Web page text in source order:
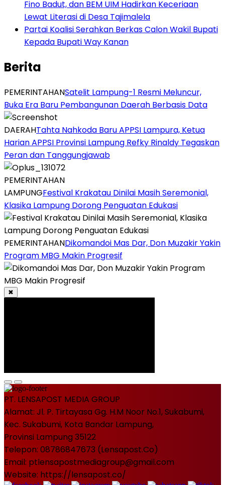
Fino Badut, dan BEM UIM Hadirkan Keceriaan
Lewat Literasi di Desa Tajimalela
Partai Koalisi Serahkan Berkas Calon Wakil Bupati
Kepada Bupati Way Kanan
Berita
PEMERINTAHANSatelit Lampung-1 Resmi Meluncur,
Buka Era Baru Pembangunan Daerah Berbasis Data
DAERAHTahta Nahkoda Baru APPSI Lampura, Ketua
Harian APPSI Provinsi Lampung Refky Rinaldy Tegaskan
Peran dan Tanggungjawab
PEMERINTAHAN
LAMPUNGFestival Krakatau Dinilai Masih Seremonial,
Klasika Lampung Dorong Penguatan Edukasi
PEMERINTAHANDikomandoi Mas Dar, Don Muzakir Yakin
Program MBG Makin Progresif
✖
PT. LENSAPOST MEDIA GROUP
Alamat: Jl. P. Tirtayasa Gg. H.M Noor No.1, Sukabumi,
Kec. Sukabumi, Kota Bandar Lampung,
Provinsi Lampung 35122
Telepon: 08786847673 (Lensapost.Co)
Email: ptlensapostmediagroup@gmail.com
Website: https://lensapost.co/